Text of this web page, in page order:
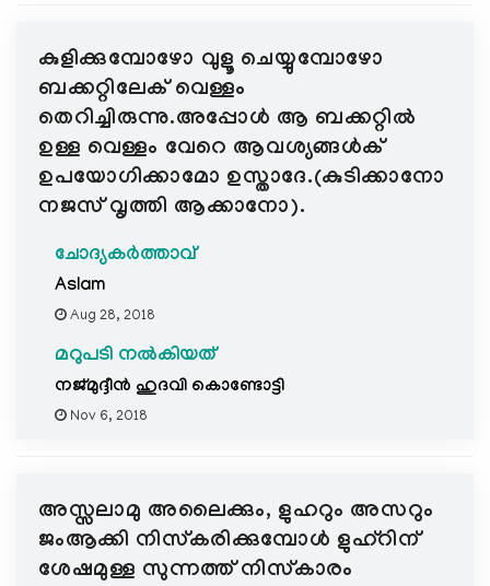
കുളിക്കുമ്പോഴോ വുളൂ ചെയ്യുമ്പോഴോ
ബക്കറ്റിലേക് വെള്ളം
തെറിച്ചിരുന്നു.അപ്പോൾ ആ ബക്കറ്റിൽ
ഉള്ള വെള്ളം വേറെ ആവശ്യങ്ങൾക്
ഉപയോഗിക്കാമോ ഉസ്താദേ.(കുടിക്കാനോ
നജസ് വൃത്തി ആക്കാനോ).
ചോദ്യകർത്താവ്
Aslam
Aug 28, 2018
മറുപടി നൽകിയത്
നജ്മുദ്ദീൻ ഹുദവി കൊണ്ടോട്ടി
Nov 6, 2018
അസ്സലാമു അലൈക്കും, ളുഹറും അസറും
ജംആക്കി നിസ്കരിക്കുമ്പോൾ ളുഹ്റിന്
ശേഷമുള്ള സുന്നത്ത് നിസ്കാരം